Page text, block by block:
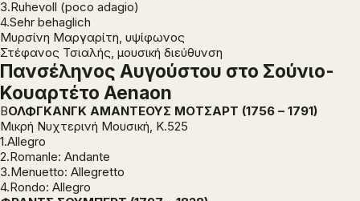
3.Ruhevoll (poco adagio)
4.Sehr behaglich
Μυρσίνη Μαργαρίτη, υψίφωνος
Στέφανος Τσιαλής, μουσική διεύθυνση
Πανσέληνος Αυγούστου στο Σούνιο-
Κουαρτέτο Aenaon
ΒΟΛΦΓΚΑΝΓΚ ΑΜΑΝΤΕΟΥΣ ΜΟΤΣΑΡΤ (1756 – 1791)
Μικρή Νυχτερινή Μουσική, K.525
1.Allegro
2.Romanle: Andante
3.Menuetto: Allegretto
4.Rondo: Allegro